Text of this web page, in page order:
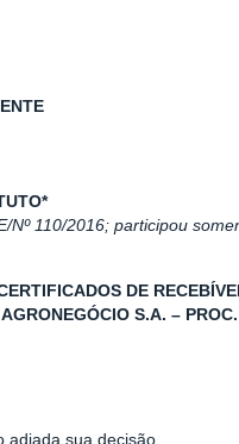
110/2016; participou
DE
S.A. –
sua decisão.